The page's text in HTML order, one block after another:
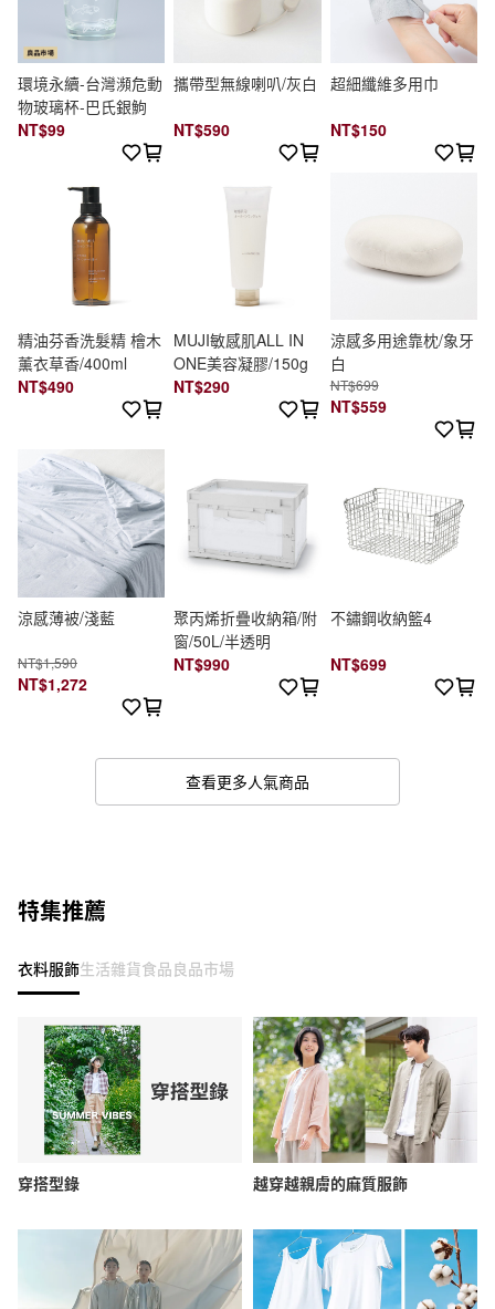
環境永續-台灣瀕危動
物玻璃杯-巴氏銀鮈
NT$99
攜帶型無線喇叭/灰白
NT$590
超細纖維多用巾
NT$150
精油芬香洗髮精 檜木
薰衣草香/400ml
NT$490
MUJI敏感肌ALL IN
ONE美容凝膠/150g
NT$290
涼感多用途靠枕/象牙
白
NT$699
NT$559
涼感薄被/淺藍
NT$1,590
NT$1,272
聚丙烯折疊收納箱/附
窗/50L/半透明
NT$990
不鏽鋼收納籃4
NT$699
查看更多人氣商品
特集推薦
衣料服飾生活雜貨食品良品市場
穿搭型錄 越穿越親膚的麻質服飾